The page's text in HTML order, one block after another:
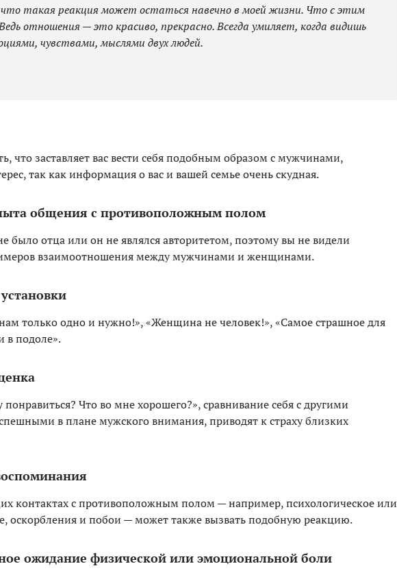
такая реакция может остаться навечно в моей жизни. Что с этим
отношения — это красиво, прекрасно. Всегда умиляет, когда видишь
чувствами, мыслями двух людей.
что заставляет вас вести себя подобным образом с мужчинами,
так как информация о вас и вашей семье очень скудная.
общения с противоположным полом
было отца или он не являлся авторитетом, поэтому вы не видели
взаимоотношения между мужчинами и женщинами.
только одно и нужно!», «Женщина не человек!», «Самое страшное для
в подоле».
Что во мне хорошего?», сравнивание себя с другими
в плане мужского внимания, приводят к страху близких
контактах с противоположным полом — например, психологическое или
оскорбления и побои — может также вызвать подобную реакцию.
ожидание физической или эмоциональной боли